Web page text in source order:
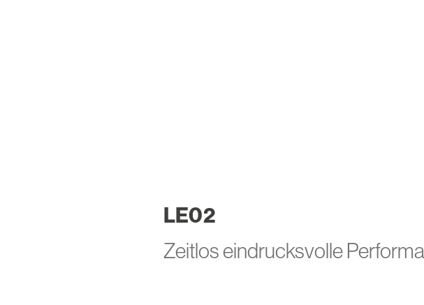
LE02
Zeitlos eindrucksvolle